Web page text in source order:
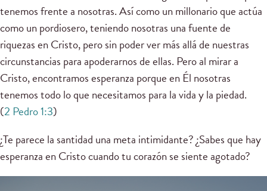
tenemos frente a nosotras. Así como un millonario que actúa
como un pordiosero, teniendo nosotras una fuente de
riquezas en Cristo, pero sin poder ver más allá de nuestras
circunstancias para apoderarnos de ellas. Pero al mirar a
Cristo, encontramos esperanza porque en Él nosotras
tenemos todo lo que necesitamos para la vida y la piedad.
(2 Pedro 1:3)
¿Te parece la santidad una meta intimidante? ¿Sabes que hay
esperanza en Cristo cuando tu corazón se siente agotado?